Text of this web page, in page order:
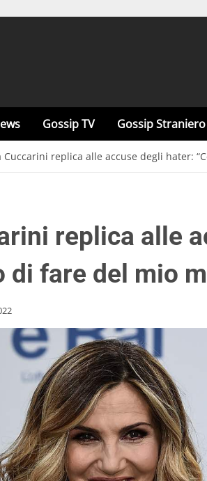
Gossip TV Gossip Straniero
Cuccarini replica alle accuse degli hater:
replica alle
di fare del mio